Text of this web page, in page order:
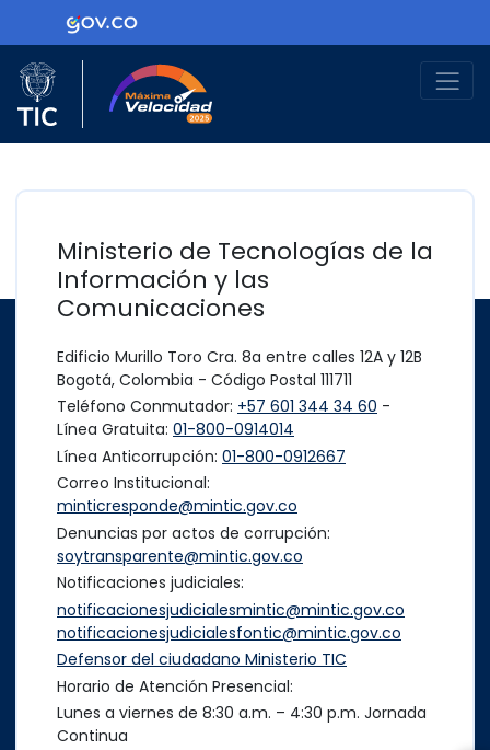
Ir al contenido principalLogo Gobierno de Colombia
Logo del Ministerio TIC
Ministerio de Tecnologías de la
Información y las
Comunicaciones
Edificio Murillo Toro Cra. 8a entre calles 12A y 12B
Bogotá, Colombia - Código Postal 111711
Teléfono Conmutador: +57 601 344 34 60 -
Línea Gratuita: 01-800-0914014
Línea Anticorrupción: 01-800-0912667
Correo Institucional:
minticresponde@mintic.gov.co
Denuncias por actos de corrupción:
soytransparente@mintic.gov.co
Notificaciones judiciales:
notificacionesjudicialesmintic@mintic.gov.co
notificacionesjudicialesfontic@mintic.gov.co
Defensor del ciudadano Ministerio TIC
Horario de Atención Presencial:
Lunes a viernes de 8:30 a.m. – 4:30 p.m. Jornada
Continua